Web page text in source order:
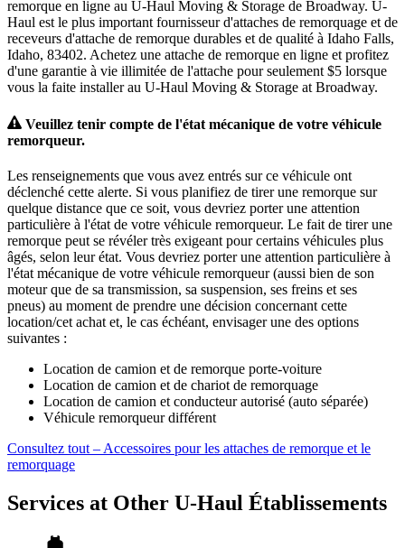
remorque en ligne au U-Haul Moving & Storage de Broadway. U-
Haul est le plus important fournisseur d'attaches de remorquage et de
receveurs d'attache de remorque durables et de qualité à Idaho Falls,
Idaho, 83402. Achetez une attache de remorque en ligne et profitez
d'une garantie à vie illimitée de l'attache pour seulement $5 lorsque
vous la faite installer au U-Haul Moving & Storage at Broadway.
Veuillez tenir compte de l'état mécanique de votre véhicule
remorqueur.
Les renseignements que vous avez entrés sur ce véhicule ont
déclenché cette alerte. Si vous planifiez de tirer une remorque sur
quelque distance que ce soit, vous devriez porter une attention
particulière à l'état de votre véhicule remorqueur. Le fait de tirer une
remorque peut se révéler très exigeant pour certains véhicules plus
âgés, selon leur état. Vous devriez porter une attention particulière à
l'état mécanique de votre véhicule remorqueur (aussi bien de son
moteur que de sa transmission, sa suspension, ses freins et ses
pneus) au moment de prendre une décision concernant cette
location/cet achat et, le cas échéant, envisager une des options
suivantes :
Location de camion et de remorque porte-voiture
Location de camion et de chariot de remorquage
Location de camion et conducteur autorisé (auto séparée)
Véhicule remorqueur différent
Consultez tout – Accessoires pour les attaches de remorque et le
remorquage
Services at Other U-Haul Établissements